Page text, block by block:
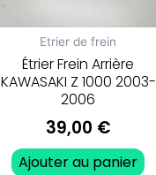
Etrier de frein
Étrier Frein Arrière
KAWASAKI Z 1000 2003-
2006
39,00 €
Ajouter au panier